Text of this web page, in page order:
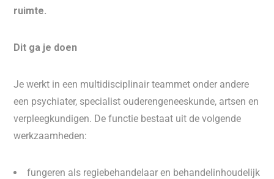
ruimte.
Dit ga je doen
Je werkt in een multidisciplinair teammet onder andere
een psychiater, specialist ouderengeneeskunde, artsen en
verpleegkundigen. De functie bestaat uit de volgende
werkzaamheden:
fungeren als regiebehandelaar en behandelinhoudelijk